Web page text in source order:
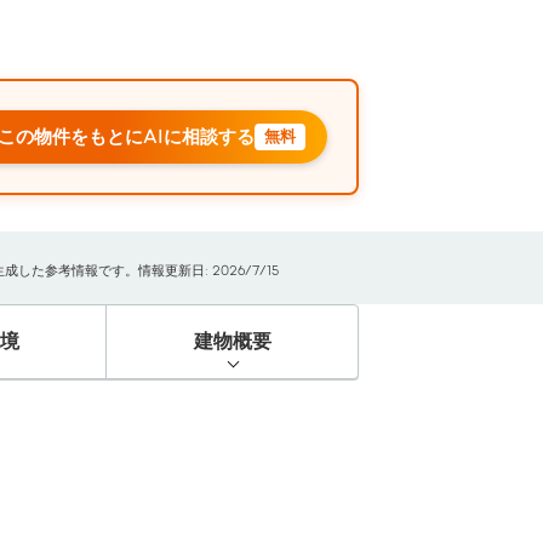
の物件をもとにAIに相談する 無料
した参考情報です。情報更新日: 2026/7/15
建物概要